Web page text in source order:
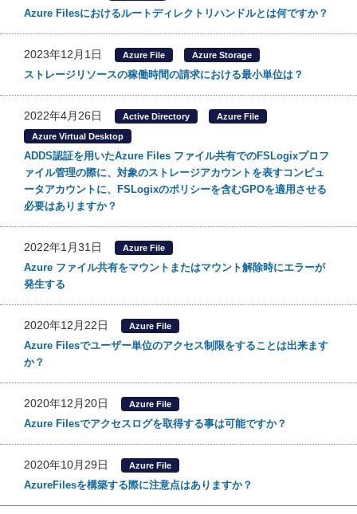
Azure Filesにおけるルートディレクトリハンドルとは何ですか？
2023年12月1日 Azure File Azure Storage
ストレージリソースの稼働時間の請求における最小単位は？
2022年4月26日 Active Directory Azure File
Azure Virtual Desktop
ADDS認証を用いたAzure Files ファイル共有でのFSLogixプロフ
ァイル管理の際に、対象のストレージアカウントを表すコンピュ
ータアカウントに、FSLogixのポリシーを含むGPOを適用させる
必要はありますか？
2022年1月31日 Azure File
Azure ファイル共有をマウントまたはマウント解除時にエラーが
発生する
2020年12月22日 Azure File
Azure Filesでユーザー単位のアクセス制限をすることは出来ます
か？
2020年12月20日 Azure File
Azure Filesでアクセスログを取得する事は可能ですか？
2020年10月29日 Azure File
AzureFilesを構築する際に注意点はありますか？